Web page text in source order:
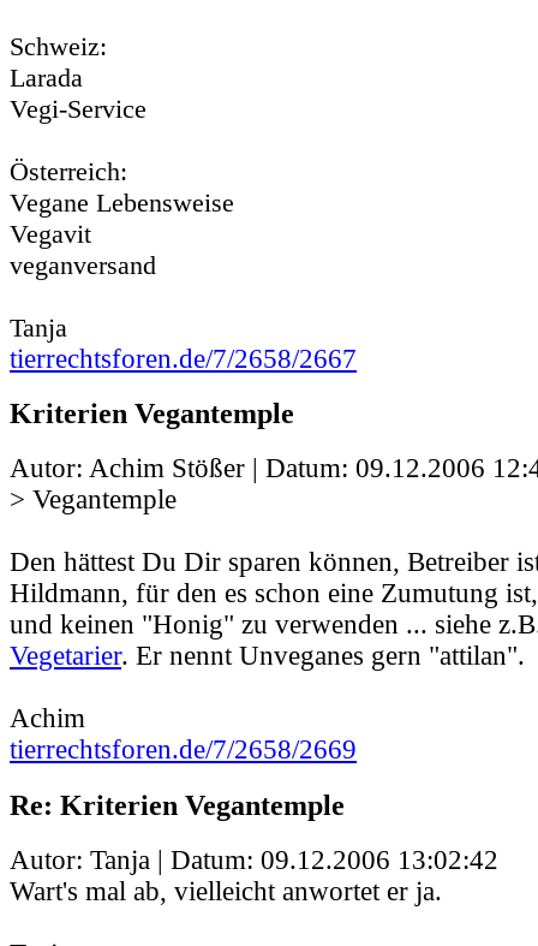
Schweiz:
Larada
Vegi-Service
Österreich:
Vegane Lebensweise
Vegavit
veganversand
Tanja
tierrechtsforen.de/7/2658/2667
Kriterien Vegantemple
Autor: Achim Stößer | Datum: 09.12.2006
> Vegantemple
Den hättest Du Dir sparen können, Betreiber
Hildmann, für den es schon eine Zumutung
und keinen "Honig" zu verwenden ... siehe
Vegetarier. Er nennt Unveganes gern "attilan".
Achim
tierrechtsforen.de/7/2658/2669
Re: Kriterien Vegantemple
Autor: Tanja | Datum: 09.12.2006 13:02:42
Wart's mal ab, vielleicht anwortet er ja.